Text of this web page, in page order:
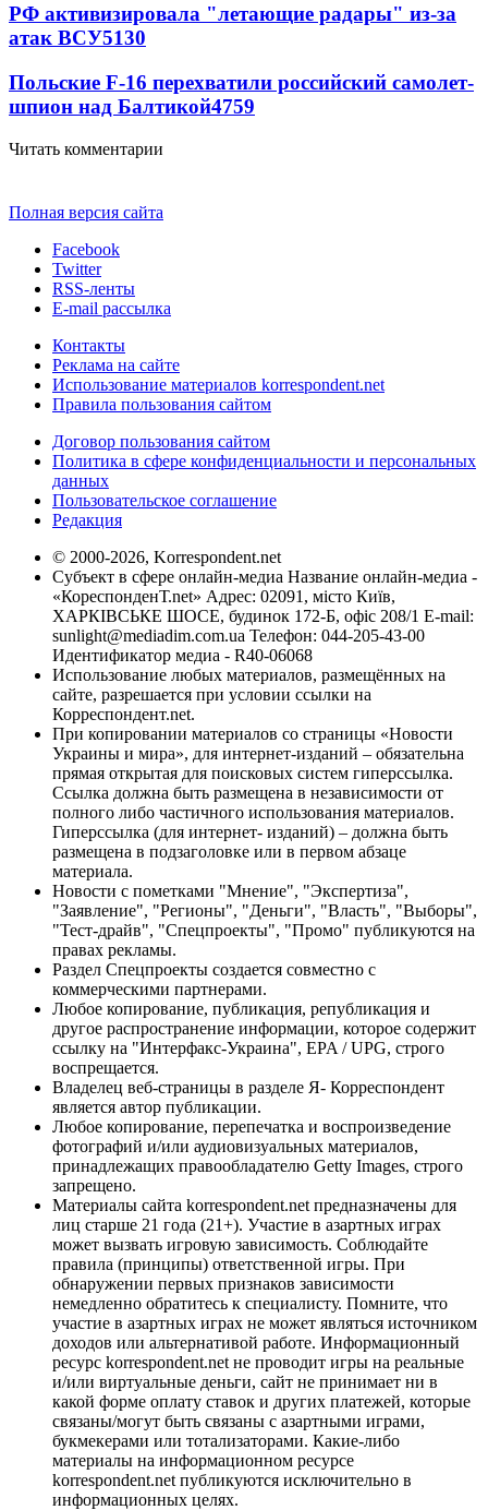
РФ активизировала "летающие радары" из-за
атак ВСУ5130
Польские F-16 перехватили российский самолет-
шпион над Балтикой4759
Читать комментарии
Полная версия сайта
Facebook
Twitter
RSS-ленты
E-mail рассылка
Контакты
Реклама на сайте
Использование материалов korrespondent.net
Правила пользования сайтом
Договор пользования сайтом
Политика в сфере конфиденциальности и персональных
данных
Пользовательское соглашение
Редакция
© 2000-2026, Korrespondent.net
Субъект в сфере онлайн-медиа Название онлайн-медиа -
«КореспонденТ.net» Адрес: 02091, місто Київ,
ХАРКІВСЬКЕ ШОСЕ, будинок 172-Б, офіс 208/1 E-mail:
sunlight@mediadim.com.ua Телефон: 044-205-43-00
Идентификатор медиа - R40-06068
Использование любых материалов, размещённых на
сайте, разрешается при условии ссылки на
Корреспондент.net.
При копировании материалов со страницы «Новости
Украины и мира», для интернет-изданий – обязательна
прямая открытая для поисковых систем гиперссылка.
Ссылка должна быть размещена в независимости от
полного либо частичного использования материалов.
Гиперссылка (для интернет- изданий) – должна быть
размещена в подзаголовке или в первом абзаце
материала.
Новости с пометками "Мнение", "Экспертиза",
"Заявление", "Регионы", "Деньги", "Власть", "Выборы",
"Тест-драйв", "Спецпроекты", "Промо" публикуются на
правах рекламы.
Раздел Спецпроекты создается совместно с
коммерческими партнерами.
Любое копирование, публикация, републикация и
другое распространение информации, которое содержит
ссылку на "Интерфакс-Украина", EPA / UPG, строго
воспрещается.
Владелец веб-страницы в разделе Я- Корреспондент
является автор публикации.
Любое копирование, перепечатка и воспроизведение
фотографий и/или аудиовизуальных материалов,
принадлежащих правообладателю Getty Images, строго
запрещено.
Материалы сайта korrespondent.net предназначены для
лиц старше 21 года (21+). Участие в азартных играх
может вызвать игровую зависимость. Соблюдайте
правила (принципы) ответственной игры. При
обнаружении первых признаков зависимости
немедленно обратитесь к специалисту. Помните, что
участие в азартных играх не может являться источником
доходов или альтернативой работе. Информационный
ресурс korrespondent.net не проводит игры на реальные
и/или виртуальные деньги, сайт не принимает ни в
какой форме оплату ставок и других платежей, которые
связаны/могут быть связаны с азартными играми,
букмекерами или тотализаторами. Какие-либо
материалы на информационном ресурсе
korrespondent.net публикуются исключительно в
информационных целях.